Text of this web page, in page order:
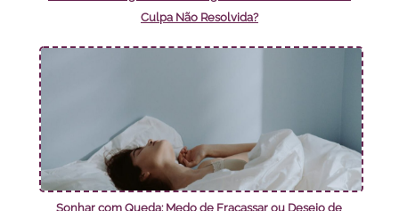
Culpa Não Resolvida?
Sonhar com Queda: Medo de Fracassar ou Desejo de